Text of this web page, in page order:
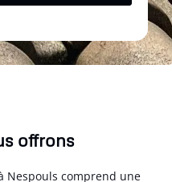
offrons
Nespouls comprend une